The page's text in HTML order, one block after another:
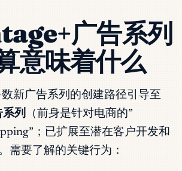
广告系列
意味着什么
新广告系列的创建路径引导至
列
（前身是针对电商的”
；已扩展至潜在客户开发和
需要了解的关键行为：